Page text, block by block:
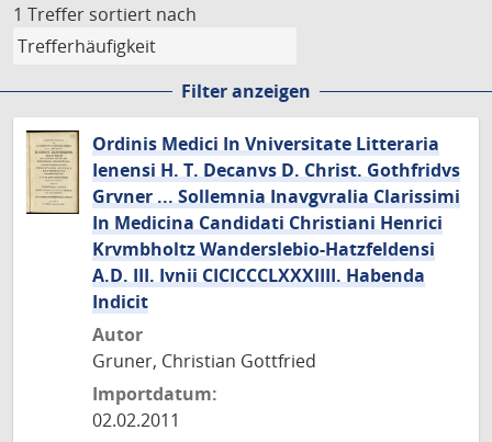
1 Treffer sortiert nach
Filter anzeigen
Ordinis Medici In Vniversitate Litteraria
Ienensi H. T. Decanvs D. Christ. Gothfridvs
Grvner ... Sollemnia Inavgvralia Clarissimi
In Medicina Candidati Christiani Henrici
Krvmbholtz Wanderslebio-Hatzfeldensi
A.D. III. Ivnii CICICCCLXXXIIII. Habenda
Indicit
Autor
Gruner, Christian Gottfried
Importdatum:
02.02.2011